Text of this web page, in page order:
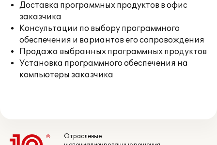
Доставка программных продуктов в офис
заказчика
Консультации по выбору программного
обеспечения и вариантов его сопровождения
Продажа выбранных программных продуктов
Установка программного обеспечения на
компьютеры заказчика
Отраслевые